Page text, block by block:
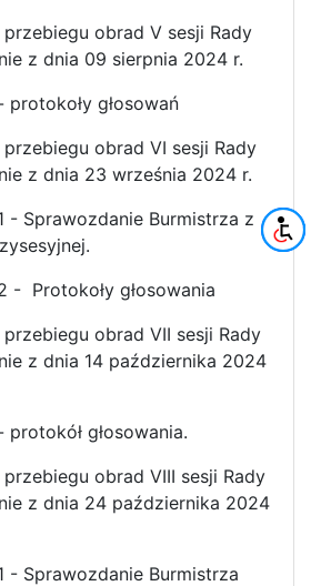
przebiegu obrad V sesji Rady
z dnia 09 sierpnia 2024 r.
protokoły głosowań
przebiegu obrad VI sesji Rady
z dnia 23 września 2024 r.
- Sprawozdanie Burmistrza z
- Protokoły głosowania
przebiegu obrad VII sesji Rady
z dnia 14 października 2024
protokół głosowania.
przebiegu obrad VIII sesji Rady
z dnia 24 października 2024
- Sprawozdanie Burmistrza